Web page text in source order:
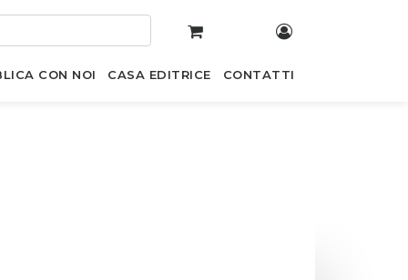
CON NOI CASA EDITRICE CONTATTI